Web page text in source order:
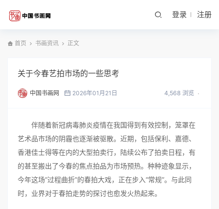
登录 注册
首页 书画资讯 正文
关于今春艺拍市场的一些思考
中国书画网 2026年01月21日 4,568 浏览
伴随着新冠病毒肺炎疫情在我国得到有效控制，笼罩在
艺术品市场的阴霾也逐渐被驱散。近期，包括保利、嘉德、
香港佳士得等在内的大型拍卖行，陆续公布了拍卖日程，有
的甚至搬出了今春的焦点拍品为市场预热。种种迹象显示，
今年这场“过程曲折”的春拍大戏，正在步入“常规”。与此同
时，业界对于春拍走势的探讨也愈发火热起来。